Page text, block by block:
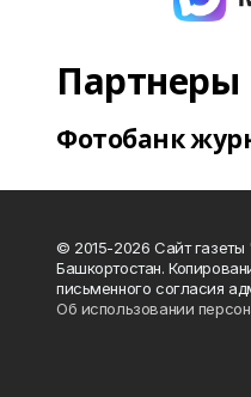
Партнеры
Фотобанк
© 2015-2026 Сайт газеты
Башкортостан.
письменного согласия
Об использовании